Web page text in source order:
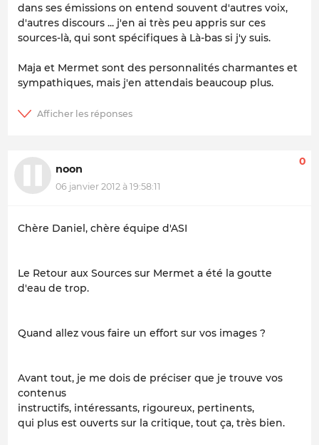
dans ses émissions on entend souvent d'autres voix,
d'autres discours ... j'en ai très peu appris sur ces
sources-là, qui sont spécifiques à Là-bas si j'y suis.
Maja et Mermet sont des personnalités charmantes et
sympathiques, mais j'en attendais beaucoup plus.
noon
06 janvier 2012 à 19:58:11
0
Chère Daniel, chère équipe d'ASI
Le Retour aux Sources sur Mermet a été la goutte
d'eau de trop.
Quand allez vous faire un effort sur vos images ?
Avant tout, je me dois de préciser que je trouve vos
contenus
instructifs, intéressants, rigoureux, pertinents,
qui plus est ouverts sur la critique, tout ça, très bien.